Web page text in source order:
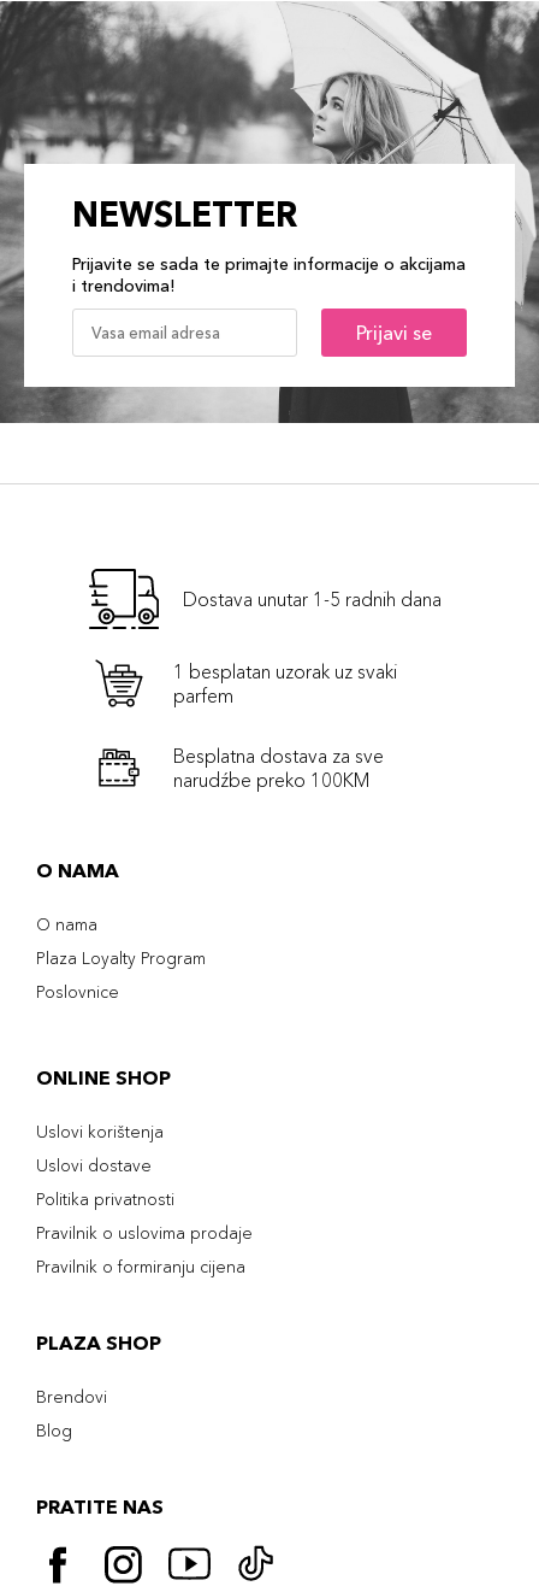
NEWSLETTER
Prijavite se sada te primajte informacije o akcijama
i trendovima!
Prijavi se
Dostava unutar 1-5 radnih dana
1 besplatan uzorak uz svaki
parfem
Besplatna dostava za sve
narudźbe preko 100KM
O NAMA
O nama
Plaza Loyalty Program
Poslovnice
ONLINE SHOP
Uslovi korištenja
Uslovi dostave
Politika privatnosti
Pravilnik o uslovima prodaje
Pravilnik o formiranju cijena
PLAZA SHOP
Brendovi
Blog
PRATITE NAS